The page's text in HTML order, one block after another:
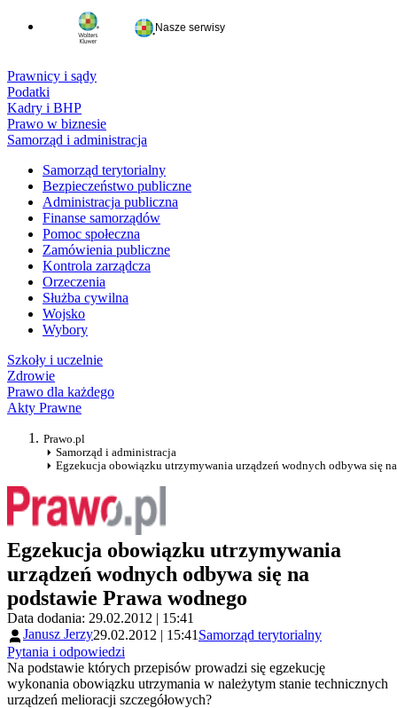
Nasze serwisy
Prawnicy i sądy
Podatki
Kadry i BHP
Prawo w biznesie
Samorząd i administracja
Samorząd terytorialny
Bezpieczeństwo publiczne
Administracja publiczna
Finanse samorządów
Pomoc społeczna
Zamówienia publiczne
Kontrola zarządcza
Orzeczenia
Służba cywilna
Wojsko
Wybory
Szkoły i uczelnie
Zdrowie
Prawo dla każdego
Akty Prawne
Prawo.pl
Samorząd i administracja
Egzekucja obowiązku utrzymywania urządzeń wodnych odbywa się
Egzekucja obowiązku utrzymywania
urządzeń wodnych odbywa się na
podstawie Prawa wodnego
Data dodania: 29.02.2012 | 15:41
Janusz Jerzy29.02.2012 | 15:41 Samorząd terytorialny
Pytania i odpowiedzi
Na podstawie których przepisów prowadzi się egzekucję
wykonania obowiązku utrzymania w należytym stanie technicznych
urządzeń melioracji szczegółowych?